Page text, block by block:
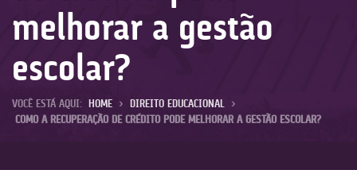
melhorar a gestão
escolar?
VOCÊ ESTÁ AQUI: HOME > DIREITO EDUCACIONAL
>
COMO A RECUPERAÇÃO DE CRÉDITO PODE MELHORAR A GESTÃO ESCOLAR?